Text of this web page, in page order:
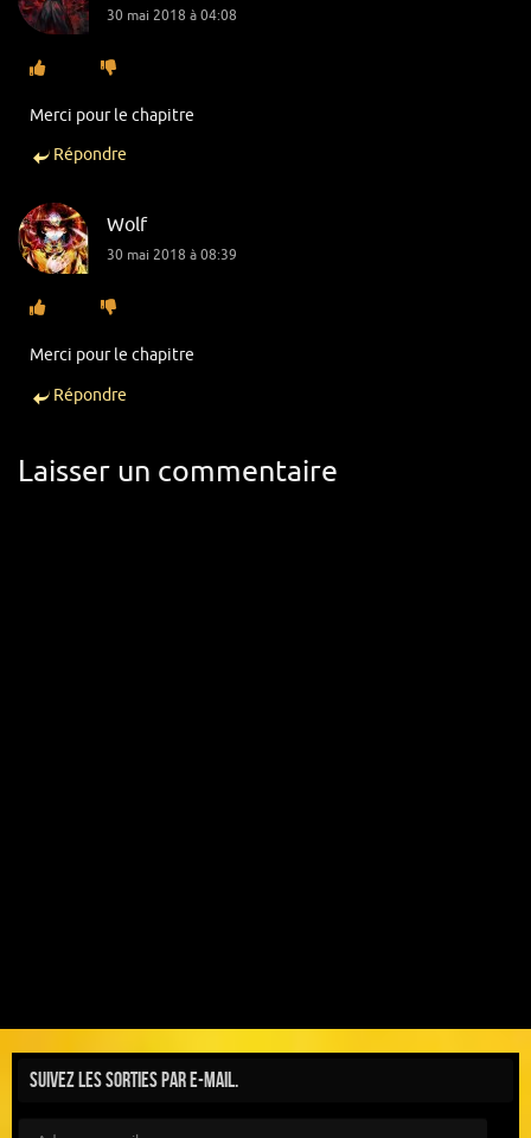
30 mai 2018 à 04:08
Merci pour le chapitre
Répondre
Wolf
30 mai 2018 à 08:39
Merci pour le chapitre
Répondre
Laisser un commentaire
Suivez les sorties par e-mail.